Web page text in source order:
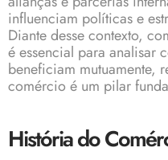
influenciam políticas e
Diante desse contexto,
é essencial para analisar
beneficiam mutuamente,
comércio é um pilar
História do